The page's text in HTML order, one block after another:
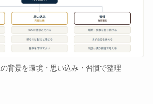
背景を環境・思い込み・習慣で整理